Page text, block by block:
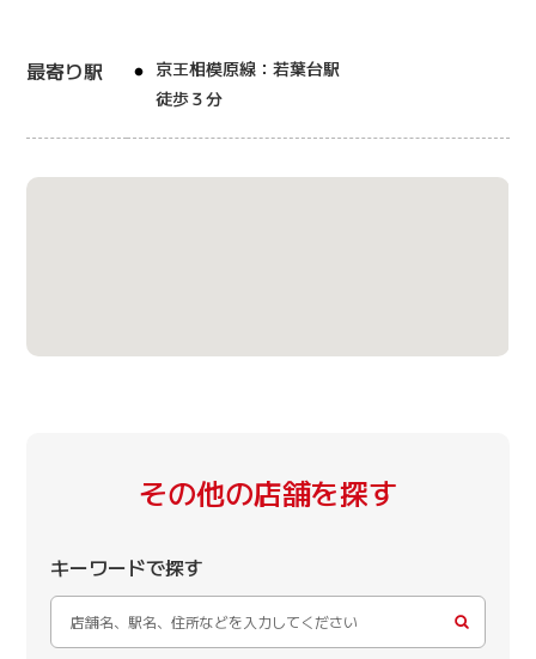
最寄り駅
京王相模原線：若葉台駅
徒歩３分
その他の店舗を探す
キーワードで探す